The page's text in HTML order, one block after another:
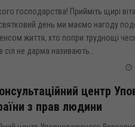
господарства! Прийміть щирі
день ми маємо нагоду
життя, хто попри труднощі
не дарма називають...
центр
з прав людини